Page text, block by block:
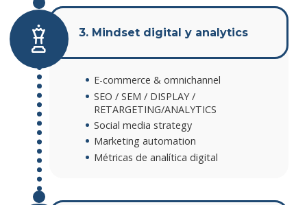
3. Mindset digital y analytics
E-commerce & omnichannel
SEO / SEM / DISPLAY /
RETARGETING/ANALYTICS
Social media strategy
Marketing automation
Métricas de analítica digital